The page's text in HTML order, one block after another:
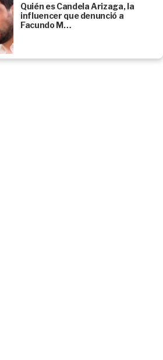
Quién es Candela Arizaga, la
influencer que denunció a
Facundo M…